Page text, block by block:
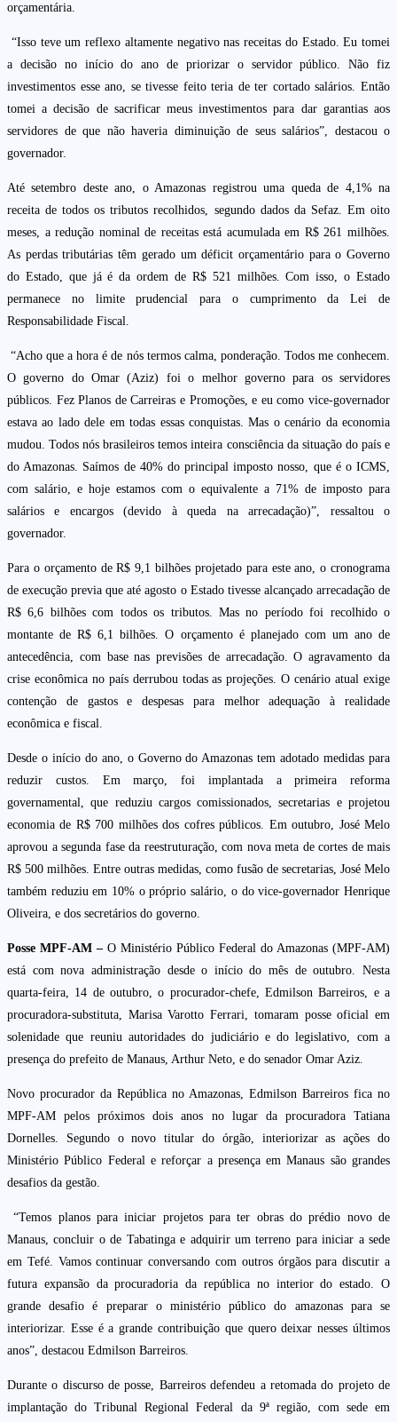
orçamentária.
“Isso teve um reflexo altamente negativo nas receitas do Estado. Eu tomei
a decisão no início do ano de priorizar o servidor público. Não fiz
investimentos esse ano, se tivesse feito teria de ter cortado salários. Então
tomei a decisão de sacrificar meus investimentos para dar garantias aos
servidores de que não haveria diminuição de seus salários”, destacou o
governador.
Até setembro deste ano, o Amazonas registrou uma queda de 4,1% na
receita de todos os tributos recolhidos, segundo dados da Sefaz. Em oito
meses, a redução nominal de receitas está acumulada em R$ 261 milhões.
As perdas tributárias têm gerado um déficit orçamentário para o Governo
do Estado, que já é da ordem de R$ 521 milhões. Com isso, o Estado
permanece no limite prudencial para o cumprimento da Lei de
Responsabilidade Fiscal.
“Acho que a hora é de nós termos calma, ponderação. Todos me conhecem.
O governo do Omar (Aziz) foi o melhor governo para os servidores
públicos. Fez Planos de Carreiras e Promoções, e eu como vice-governador
estava ao lado dele em todas essas conquistas. Mas o cenário da economia
mudou. Todos nós brasileiros temos inteira consciência da situação do país e
do Amazonas. Saímos de 40% do principal imposto nosso, que é o ICMS,
com salário, e hoje estamos com o equivalente a 71% de imposto para
salários e encargos (devido à queda na arrecadação)”, ressaltou o
governador.
Para o orçamento de R$ 9,1 bilhões projetado para este ano, o cronograma
de execução previa que até agosto o Estado tivesse alcançado arrecadação de
R$ 6,6 bilhões com todos os tributos. Mas no período foi recolhido o
montante de R$ 6,1 bilhões. O orçamento é planejado com um ano de
antecedência, com base nas previsões de arrecadação. O agravamento da
crise econômica no país derrubou todas as projeções. O cenário atual exige
contenção de gastos e despesas para melhor adequação à realidade
econômica e fiscal.
Desde o início do ano, o Governo do Amazonas tem adotado medidas para
reduzir custos. Em março, foi implantada a primeira reforma
governamental, que reduziu cargos comissionados, secretarias e projetou
economia de R$ 700 milhões dos cofres públicos. Em outubro, José Melo
aprovou a segunda fase da reestruturação, com nova meta de cortes de mais
R$ 500 milhões. Entre outras medidas, como fusão de secretarias, José Melo
também reduziu em 10% o próprio salário, o do vice-governador Henrique
Oliveira, e dos secretários do governo.
Posse MPF-AM – O Ministério Público Federal do Amazonas (MPF-AM)
está com nova administração desde o início do mês de outubro. Nesta
quarta-feira, 14 de outubro, o procurador-chefe, Edmilson Barreiros, e a
procuradora-substituta, Marisa Varotto Ferrari, tomaram posse oficial em
solenidade que reuniu autoridades do judiciário e do legislativo, com a
presença do prefeito de Manaus, Arthur Neto, e do senador Omar Aziz.
Novo procurador da República no Amazonas, Edmilson Barreiros fica no
MPF-AM pelos próximos dois anos no lugar da procuradora Tatiana
Dornelles. Segundo o novo titular do órgão, interiorizar as ações do
Ministério Público Federal e reforçar a presença em Manaus são grandes
desafios da gestão.
“Temos planos para iniciar projetos para ter obras do prédio novo de
Manaus, concluir o de Tabatinga e adquirir um terreno para iniciar a sede
em Tefé. Vamos continuar conversando com outros órgãos para discutir a
futura expansão da procuradoria da república no interior do estado. O
grande desafio é preparar o ministério público do amazonas para se
interiorizar. Esse é a grande contribuição que quero deixar nesses últimos
anos”, destacou Edmilson Barreiros.
Durante o discurso de posse, Barreiros defendeu a retomada do projeto de
implantação do Tribunal Regional Federal da 9ª região, com sede em